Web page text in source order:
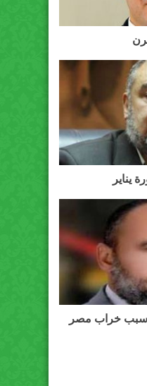
سبب خراب مصر